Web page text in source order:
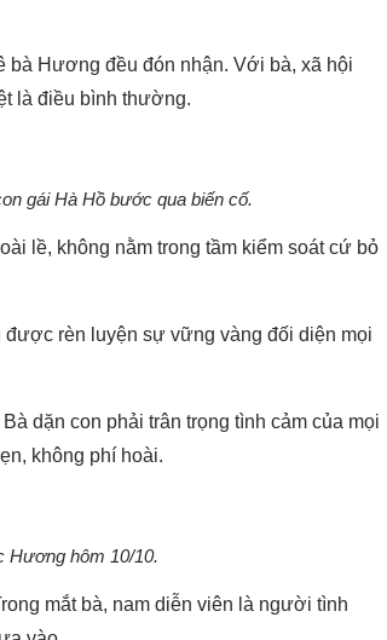
bà Hương đều đón nhận. Với bà, xã hội
là điều bình thường.
gái Hà Hồ bước qua biến cố.
lề, không nằm trong tầm kiểm soát cứ bỏ
rèn luyện sự vững vàng đối diện mọi
dặn con phải trân trọng tình cảm của mọi
không phí hoài.
Hương hôm 10/10.
mắt bà, nam diễn viên là người tình